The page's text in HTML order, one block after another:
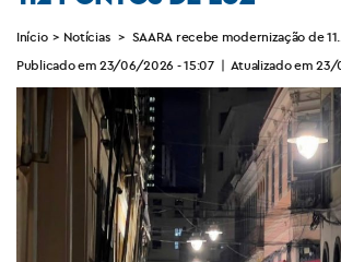
Início > Notícias > SAARA recebe modernização de
Publicado em 23/06/2026 - 15:07 | Atualizado em